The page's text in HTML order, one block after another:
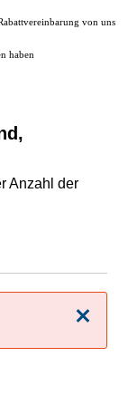
von uns
haben
Anzahl der